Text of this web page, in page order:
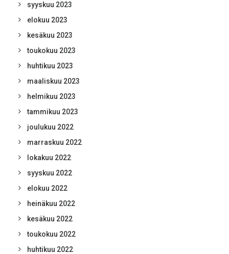
syyskuu 2023
elokuu 2023
kesäkuu 2023
toukokuu 2023
huhtikuu 2023
maaliskuu 2023
helmikuu 2023
tammikuu 2023
joulukuu 2022
marraskuu 2022
lokakuu 2022
syyskuu 2022
elokuu 2022
heinäkuu 2022
kesäkuu 2022
toukokuu 2022
huhtikuu 2022